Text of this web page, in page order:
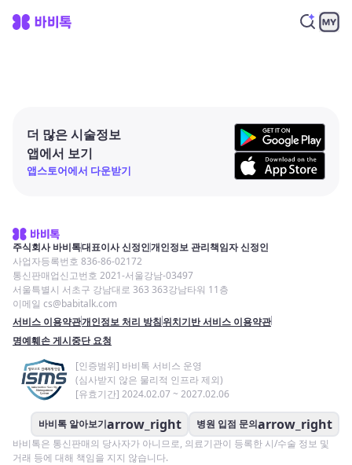
더 많은 시술정보
앱에서 보기
앱스토어에서 다운받기
주식회사 바비톡대표이사 신정인개인정보 관리책임자 신정인
사업자등록번호 836-86-02172
통신판매업신고번호 2021-서울강남-03497
서울특별시 서초구 강남대로 363 363강남타워 11층
이메일 cs@babitalk.com
서비스 이용약관개인정보 처리 방침위치기반 서비스 이용약관
명예훼손 게시중단 요청
[인증범위] 바비톡 서비스 운영
(심사받지 않은 물리적 인프라 제외)
[유효기간] 2024.02.07 ~ 2027.02.06
바비톡 알아보기arrow_right 병원 입점 문의arrow_right
바비톡은 통신판매의 당사자가 아니므로, 의료기관이 등록한 시/수술 정보 및
거래 등에 대해 책임을 지지 않습니다.